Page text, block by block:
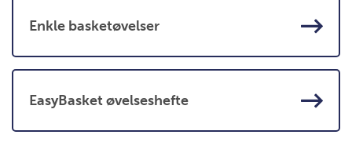
Enkle basketøvelser
EasyBasket øvelseshefte